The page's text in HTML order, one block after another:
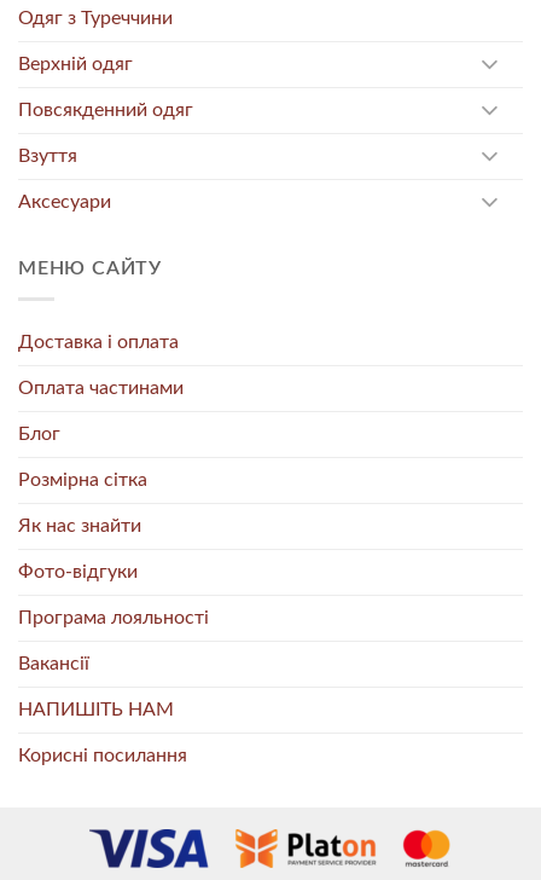
Одяг з Туреччини
Верхній одяг
Повсякденний одяг
Взуття
Аксесуари
МЕНЮ САЙТУ
Доставка і оплата
Оплата частинами
Блог
Розмірна сітка
Як нас знайти
Фото-відгуки
Програма лояльності
Вакансії
НАПИШІТЬ НАМ
Корисні посилання